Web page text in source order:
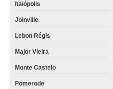
Itaiópolis
Joinville
Lebon Régis
Major Vieira
Monte Castelo
Pomerode